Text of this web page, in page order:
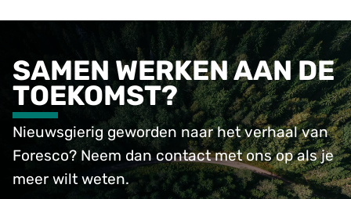
SAMEN WERKEN AAN DE
TOEKOMST?
Nieuwsgierig geworden naar het verhaal van
Foresco? Neem dan contact met ons op als je
meer wilt weten.